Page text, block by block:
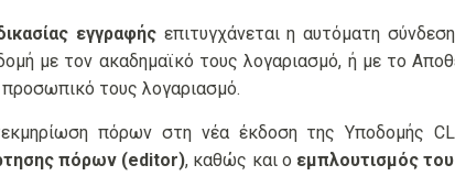
εγγραφήςεπιτυγχάνεται η αυτόματη
με τον ακαδημαϊκό τους λογαριασμό, ή με το
τους λογαριασμό.
πόρων στη νέα έκδοση της Υποδομής
πόρων (editor), καθώς και ο εμπλουτισμός